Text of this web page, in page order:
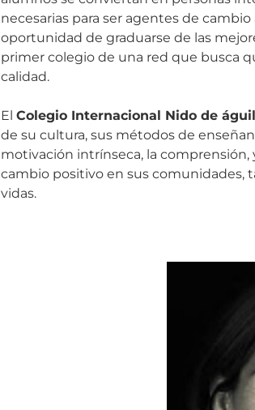
necesarias para ser agentes de
oportunidad de graduarse de las
primer colegio de una red que busca
calidad.
El Colegio Internacional Nido de
de su cultura, sus métodos de
motivación intrínseca, la comprensión,
cambio positivo en sus comunidades,
vidas.